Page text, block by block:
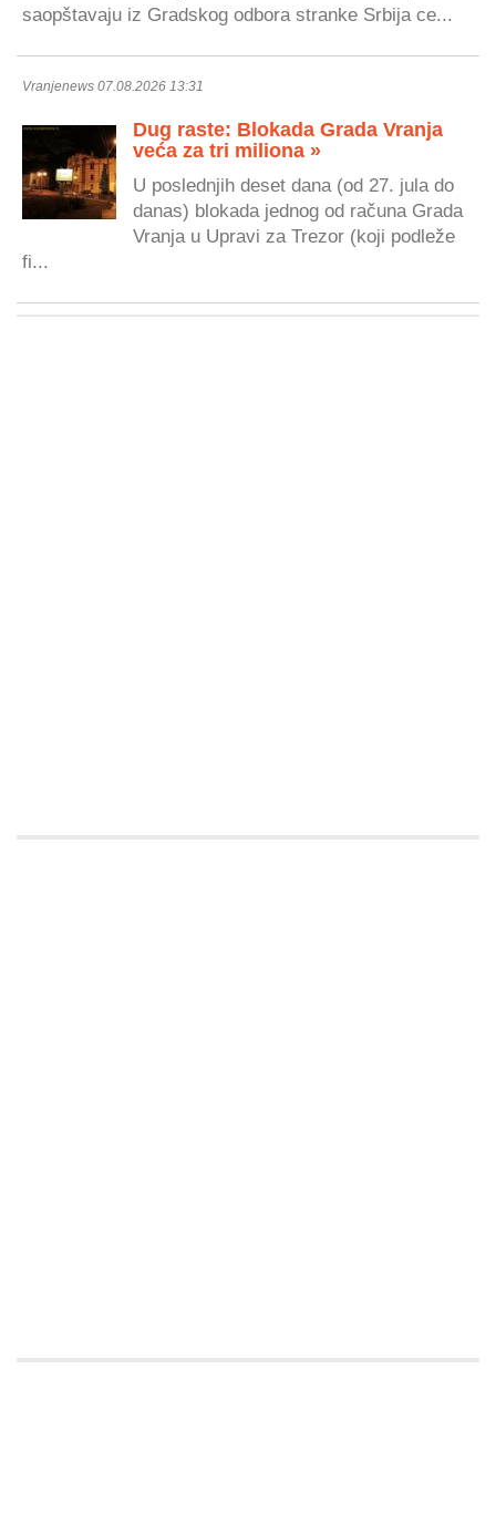
saopštavaju iz Gradskog odbora stranke Srbija ce...
Vranjenews 07.08.2026 13:31
Dug raste: Blokada Grada Vranja
veća za tri miliona »
U poslednjih deset dana (od 27. jula do
danas) blokada jednog od računa Grada
Vranja u Upravi za Trezor (koji podleže
fi...